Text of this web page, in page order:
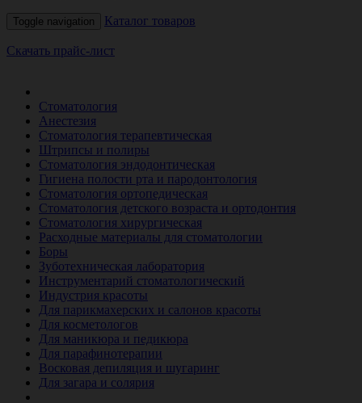
Toggle navigation Каталог товаров
Скачать прайс-лист
Стоматология
Анестезия
Стоматология терапевтическая
Штрипсы и полиры
Стоматология эндодонтическая
Гигиена полости рта и пародонтология
Стоматология ортопедическая
Стоматология детского возраста и ортодонтия
Стоматология хирургическая
Расходные материалы для стоматологии
Боры
Зуботехническая лаборатория
Инструментарий стоматологический
Индустрия красоты
Для парикмахерских и салонов красоты
Для косметологов
Для маникюра и педикюра
Для парафинотерапии
Восковая депиляция и шугаринг
Для загара и солярия